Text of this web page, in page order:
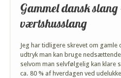
Gammel dansk slang
værtshusslang
Jeg har tidligere skrevet om gamle
udtryk man kan bruge
selvom man selvfølgelig kan klare
ca. 80 % af hverdagen ved